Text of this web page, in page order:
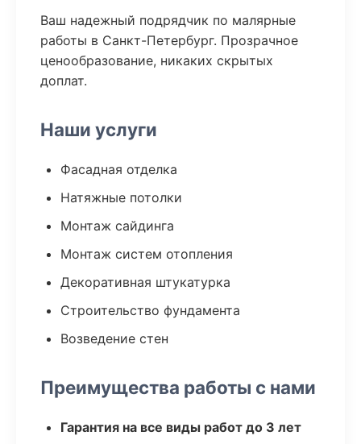
Ваш надежный подрядчик по малярные
работы в Санкт-Петербург. Прозрачное
ценообразование, никаких скрытых
доплат.
Наши услуги
Фасадная отделка
Натяжные потолки
Монтаж сайдинга
Монтаж систем отопления
Декоративная штукатурка
Строительство фундамента
Возведение стен
Преимущества работы с нами
Гарантия на все виды работ до 3 лет